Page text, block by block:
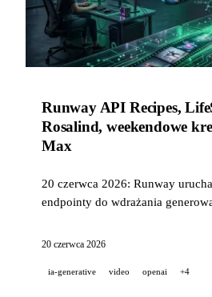
Runway API Recipes,
Rosalind, weekendowe
Max
20 czerwca 2026: Runway
endpointy do wdrażania
LifeSciBench (750 zadań na
Max rozdaje w ten weekend 200
20 czerwca 2026
ia-generative video openai +4